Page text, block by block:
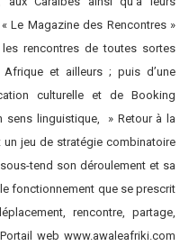
Le Magazine des Rencontres »
rencontres de toutes sortes
Afrique et ailleurs ; puis d’une
culturelle et de Booking
sens linguistique, » Retour à la
jeu de stratégie combinatoire
tend son déroulement et sa
fonctionnement que se prescrit
rencontre, partage,
web www.awaleafriki.com